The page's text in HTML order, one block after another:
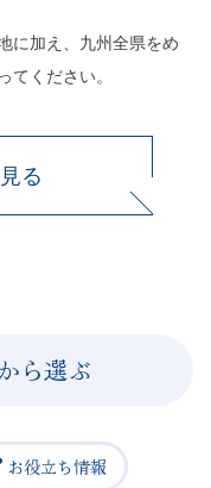
に加え、九州全県をめ
てください。
る
ら選ぶ
お役立ち情報